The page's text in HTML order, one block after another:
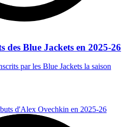
des Blue Jackets en 2025-26
par les Blue Jackets la saison